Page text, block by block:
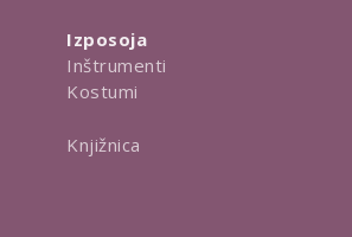
Izposoja
Inštrumenti
Kostumi
Knjižnica